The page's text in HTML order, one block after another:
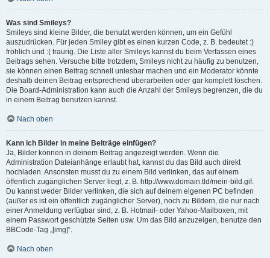
Was sind Smileys?
Smileys sind kleine Bilder, die benutzt werden können, um ein Gefühl
auszudrücken. Für jeden Smiley gibt es einen kurzen Code, z. B. bedeutet :)
fröhlich und :( traurig. Die Liste aller Smileys kannst du beim Verfassen eines
Beitrags sehen. Versuche bitte trotzdem, Smileys nicht zu häufig zu benutzen,
sie können einen Beitrag schnell unlesbar machen und ein Moderator könnte
deshalb deinen Beitrag entsprechend überarbeiten oder gar komplett löschen.
Die Board-Administration kann auch die Anzahl der Smileys begrenzen, die du
in einem Beitrag benutzen kannst.
Nach oben
Kann ich Bilder in meine Beiträge einfügen?
Ja, Bilder können in deinem Beitrag angezeigt werden. Wenn die
Administration Dateianhänge erlaubt hat, kannst du das Bild auch direkt
hochladen. Ansonsten musst du zu einem Bild verlinken, das auf einem
öffentlich zugänglichen Server liegt, z. B. http://www.domain.tld/mein-bild.gif.
Du kannst weder Bilder verlinken, die sich auf deinem eigenen PC befinden
(außer es ist ein öffentlich zugänglicher Server), noch zu Bildern, die nur nach
einer Anmeldung verfügbar sind, z. B. Hotmail- oder Yahoo-Mailboxen, mit
einem Passwort geschützte Seiten usw. Um das Bild anzuzeigen, benutze den
BBCode-Tag „[img]“.
Nach oben